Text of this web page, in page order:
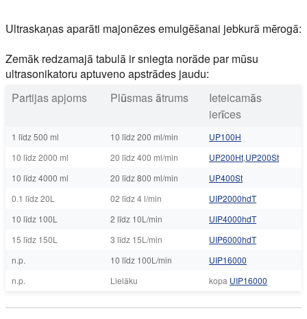
Ultraskaņas aparāti majonēzes emulgēšanai jebkurā mērogā:
Zemāk redzamajā tabulā ir sniegta norāde par mūsu
ultrasonikatoru aptuveno apstrādes jaudu:
Partijas apjoms
Plūsmas ātrums
Ieteicamās
ierīces
1 līdz 500 ml 10 līdz 200 ml/min
UP100H
10 līdz 2000 ml
20 līdz 400 ml/min UP200Ht,UP200St
10 līdz 4000 ml
20 līdz 800 ml/min
UP400St
0.1 līdz 20L
02 līdz 4 l/min
UIP2000hdT
10 līdz 100L
2 līdz 10L/min
UIP4000hdT
15 līdz 150L
3 līdz 15L/min
UIP6000hdT
n.p.
10 līdz 100L/min
UIP16000
n.p.
Lielāku kopa UIP16000